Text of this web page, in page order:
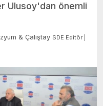
Ulusoy'dan önemli
& Çalıştay SDE Editör |